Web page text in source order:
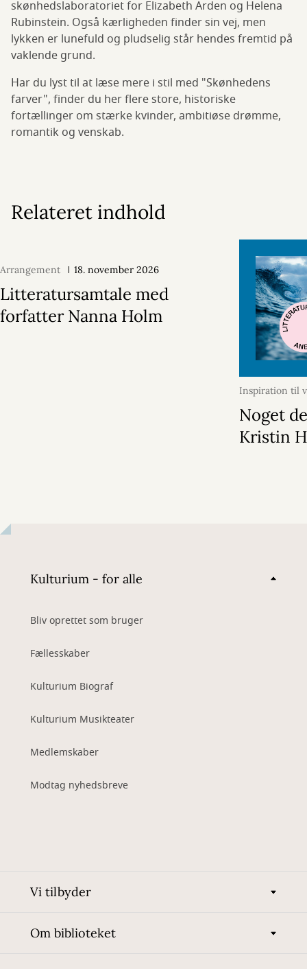
skønhedslaboratoriet for Elizabeth Arden og Helena
Rubinstein. Også kærligheden finder sin vej, men
lykken er lunefuld og pludselig står hendes fremtid på
vaklende grund.
Har du lyst til at læse mere i stil med "Skønhedens
farver", finder du her flere store, historiske
fortællinger om stærke kvinder, ambitiøse drømme,
romantik og venskab.
Relateret indhold
Arrangement 18. november 2026
Litteratursamtale med
forfatter Nanna Holm
Inspiration til
august 2026
Noget
Kristin
Kulturium - for alle
Bliv oprettet som bruger
Fællesskaber
Kulturium Biograf
Kulturium Musikteater
Medlemskaber
Modtag nyhedsbreve
Vi tilbyder
Om biblioteket